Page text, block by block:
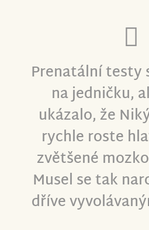
Prenatální testy
na jedničku,
ukázalo, že
rychle roste
zvětšené
Musel se tak
dříve